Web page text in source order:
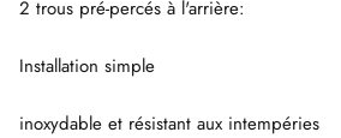
2 trous pré-percés à l'arrière:
Installation simple
inoxydable et résistant aux intempéries